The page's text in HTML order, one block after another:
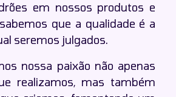
em nossos produtos e
que a qualidade é a
seremos julgados.
nossa paixão não apenas
realizamos, mas também